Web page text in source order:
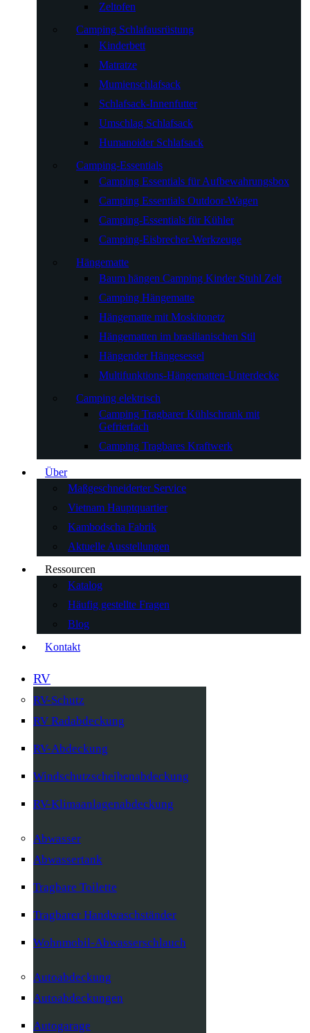
Zeltofen
Camping Schlafausrüstung
Kinderbett
Matratze
Mumienschlafsack
Schlafsack-Innenfutter
Umschlag Schlafsack
Humanoider Schlafsack
Camping-Essentials
Camping Essentials für Aufbewahrungsbox
Camping Essentials Outdoor-Wagen
Camping-Essentials für Kühler
Camping-Eisbrecher-Werkzeuge
Hängematte
Baum hängen Camping Kinder Stuhl Zelt
Camping Hängematte
Hängematte mit Moskitonetz
Hängematten im brasilianischen Stil
Hängender Hängesessel
Multifunktions-Hängematten-Unterdecke
Camping elektrisch
Camping Tragbarer Kühlschrank mit
Gefrierfach
Camping Tragbares Kraftwerk
Über
Maßgeschneiderter Service
Vietnam Hauptquartier
Kambodscha Fabrik
Aktuelle Ausstellungen
Ressourcen
Katalog
Häufig gestellte Fragen
Blog
Kontakt
RV
RV-Schutz
RV Radabdeckung
RV-Abdeckung
Windschutzscheibenabdeckung
RV-Klimaanlagenabdeckung
Abwasser
Abwassertank
Tragbare Toilette
Tragbarer Handwaschständer
Wohnmobil-Abwasserschlauch
Autoabdeckung
Autoabdeckungen
Autogarage